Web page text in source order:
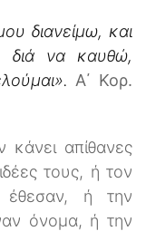
διανείμω, και
να καυθώ,
A΄ Κορ.
απίθανες
τους, ή τον
ή την
όνομα, ή την